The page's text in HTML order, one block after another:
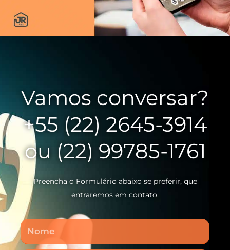
Vamos conversar?
+55 (22) 2645-3914
ou (22) 99785-1761
Preencha o Formulário abaixo se preferir, que
entraremos em contato.
Nome